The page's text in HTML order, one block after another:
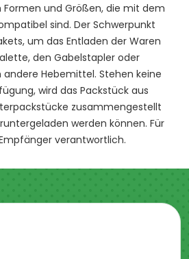
und Größen, die mit dem
sind. Der Schwerpunkt
um das Entladen der Waren
den Gabelstapler oder
Hebemittel. Stehen keine
wird das Packstück aus
zusammengestellt
werden können. Für
verantwortlich.